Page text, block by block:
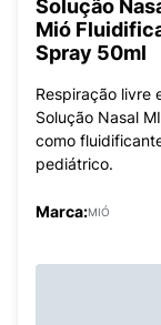
Solução
Mió
Spray 50ml
Respiração livre
Solução Nasal
como
pediátrico.
Marca:MIÓ